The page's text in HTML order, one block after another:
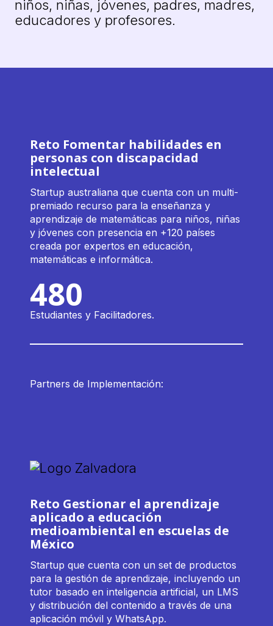
niños, niñas, jóvenes, padres, madres,
educadores y profesores.
Reto Fomentar habilidades en
personas con discapacidad
intelectual
Startup australiana que cuenta con un multi-
premiado recurso para la enseñanza y
aprendizaje de matemáticas para niños, niñas
y jóvenes con presencia en +120 países
creada por expertos en educación,
matemáticas e informática.
480
Estudiantes y Facilitadores.
Partners de Implementación:
Reto Gestionar el aprendizaje
aplicado a educación
medioambiental en escuelas de
México
Startup que cuenta con un set de productos
para la gestión de aprendizaje, incluyendo un
tutor basado en inteligencia artificial, un LMS
y distribución del contenido a través de una
aplicación móvil y WhatsApp.